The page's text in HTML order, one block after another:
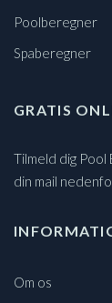
Poolberegner
Spaberegner
GRATIS
Tilmeld dig Pool
din mail
Om os